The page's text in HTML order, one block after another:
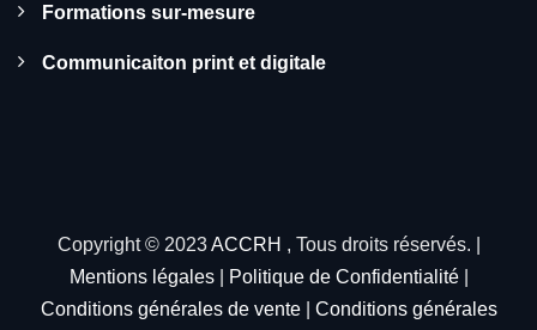
Formations sur-mesure
Communicaiton print et digitale
Copyright © 2023ACCRH , Tous droits réservés. |
Mentions légales| Politique de Confidentialité|
Conditions générales de vente| Conditions générales